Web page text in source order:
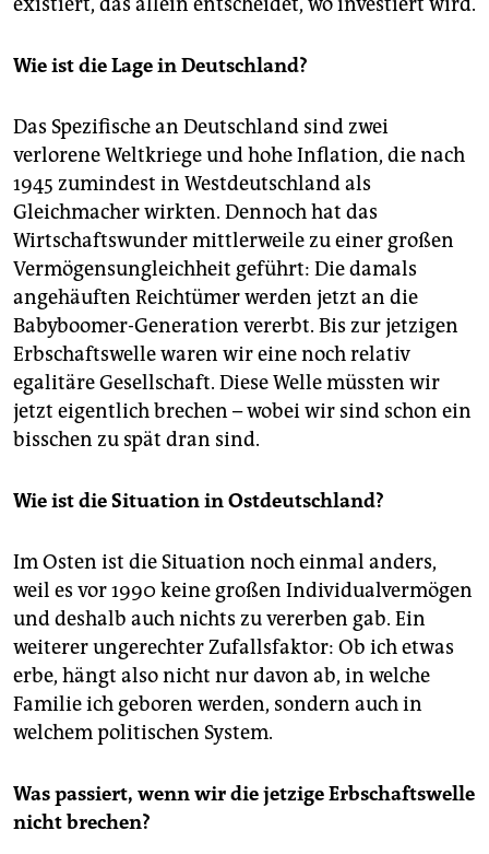
Wie ist die Lage in Deutschland?
Das Spezifische an Deutschland sind zwei
verlorene Weltkriege und hohe Inflation, die nach
1945 zumindest in Westdeutschland als
Gleichmacher wirkten. Dennoch hat das
Wirtschaftswunder mittlerweile zu einer großen
Vermögensungleichheit geführt: Die damals
angehäuften Reichtümer werden jetzt an die
Babyboomer-Generation vererbt. Bis zur jetzigen
Erbschaftswelle waren wir eine noch relativ
egalitäre Gesellschaft. Diese Welle müssten wir
jetzt eigentlich brechen – wobei wir sind schon ein
bisschen zu spät dran sind.
Wie ist die Situation in Ostdeutschland?
Im Osten ist die Situation noch einmal anders,
weil es vor 1990 keine großen Individualvermögen
und deshalb auch nichts zu vererben gab. Ein
weiterer ungerechter Zufallsfaktor: Ob ich etwas
erbe, hängt also nicht nur davon ab, in welche
Familie ich geboren werden, sondern auch in
welchem politischen System.
Was passiert, wenn wir die jetzige Erbschaftswelle
nicht brechen?